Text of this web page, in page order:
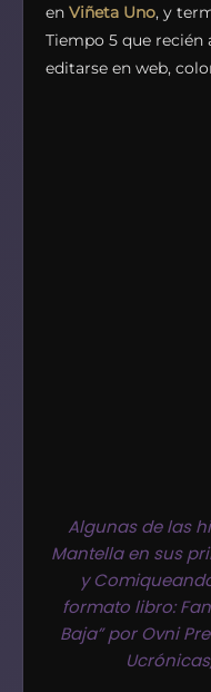
en Viñeta Uno, y
Tiempo 5 que
editarse en web,
Algunas de las
Mantella en sus
y
formato libro:
Baja” por Ovni